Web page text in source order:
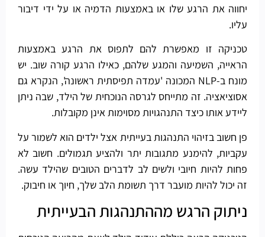
יחווה את הרגע שלו או באמצעות הדמיה או על ידי דיבור
עליו.
טכניקה זו מאפשרת להם לתפוס את הרגע באמצעות
הראייה, השמיעה והמגע שלהם, כאילו הרגע קורה שוב. יש
מונח ב-NLP המכונה 'עמדה תפיסתית ראשונה', הנקרא גם
אסוציאציה. זה מתייחס לגרסה הנוכחית של הילד, שבה ניתן
ליידע אותו כיצד התנהגויות מסוימות אינן מקובלות.
פן חשוב בזיהוי התנהגות בעייתית אצל ילדים הוא לשמור על
עקביות, להימנע מתגובות יתר ולהציע תגמולים. חשוב לא
פחות להיות חיובי ולשים לב לדברים הטובים שהילד עשה.
זה יכול להיות מועבר דרך תשומת הלב שלך, חיוך או חיבוק.
ניתוק הרגש מההתנהגות הבעייתית